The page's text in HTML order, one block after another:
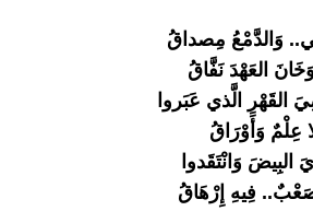
وَالدَّمْعُ مِصداقُ
العَهْدَ نَفَّاقُ
القَهْرِ الَّذي عَبَروا
عِلْمٌ وَأَوْرَاقُ
البِيضَ وَانْتَقَدوا
فِيهِ إِرْهَاقُ